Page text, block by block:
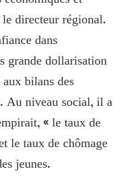
directeur régional.
dans
grande dollarisation
bilans des
Au niveau social, il a
« le taux de
le taux de chômage
jeunes.